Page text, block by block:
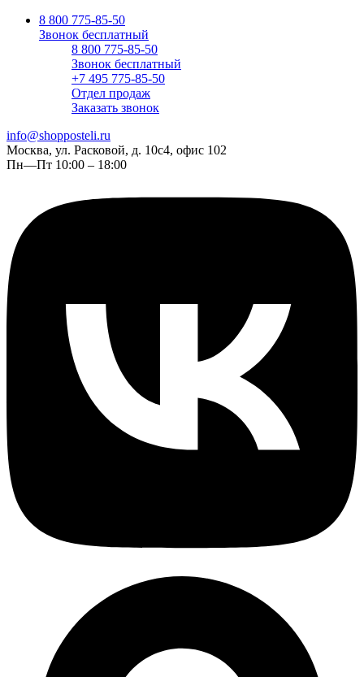
8 800 775-85-50
Звонок бесплатный
8 800 775-85-50
Звонок бесплатный
+7 495 775-85-50
Отдел продаж
Заказать звонок
info@shopposteli.ru
Москва, ул. Расковой, д. 10с4, офис 102
Пн—Пт 10:00 – 18:00